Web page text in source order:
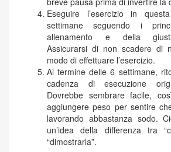
Eseguire l’esercizio in
settimane seguendo i
allenamento e della
Assicurarsi di non scadere di
modo di effettuare l’esercizio.
Al termine delle 6 settimane,
cadenza di esecuzione
Dovrebbe sembrare facile,
aggiungere peso per sentire
lavorando abbastanza sodo.
un’idea della differenza tra
“dimostrarla”.